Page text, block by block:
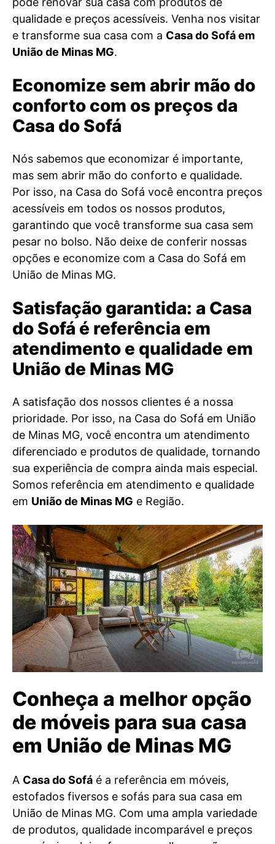
qualidade e preços acessíveis. Venha nos visitar
e transforme sua casa com a Casa do Sofá em
União de Minas MG.
Economize sem abrir mão do
conforto com os preços da
Casa do Sofá
Nós sabemos que economizar é importante,
mas sem abrir mão do conforto e qualidade.
Por isso, na Casa do Sofá você encontra preços
acessíveis em todos os nossos produtos,
garantindo que você transforme sua casa sem
pesar no bolso. Não deixe de conferir nossas
opções e economize com a Casa do Sofá em
União de Minas MG.
Satisfação garantida: a Casa
do Sofá é referência em
atendimento e qualidade em
União de Minas MG
A satisfação dos nossos clientes é a nossa
prioridade. Por isso, na Casa do Sofá em União
de Minas MG, você encontra um atendimento
diferenciado e produtos de qualidade, tornando
sua experiência de compra ainda mais especial.
Somos referência em atendimento e qualidade
em União de Minas MG e Região.
Conheça a melhor opção
de móveis para sua casa
em União de Minas MG
A Casa do Sofá é a referência em móveis,
estofados fiversos e sofás para sua casa em
União de Minas MG. Com uma ampla variedade
de produtos, qualidade incomparável e preços